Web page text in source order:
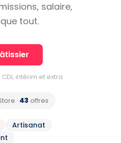
salaire,
tout.
intérim et extra
· 43 offres
Artisanat